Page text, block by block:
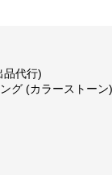
品代行)
ング (カラーストー